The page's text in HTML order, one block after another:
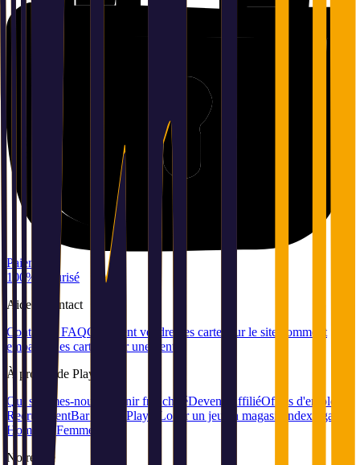
Paiement
100% sécurisé
Aide
contact
Contact et FAQComment vendre des cartes sur le site
Comment
emballer des cartes pour une vente
À propos
de Playin
Qui sommes-nous
Devenir franchiséDevenir affiliéOffres d'emploi /
RecrutementBar à jeux Playin Louer un jeu en magasin
Index égalité
Hommes-Femmes
Notre
site